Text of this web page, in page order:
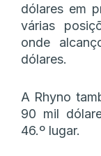
dólares em
várias
onde
dólares.
A Rhyno
90 mil
46.º lugar.